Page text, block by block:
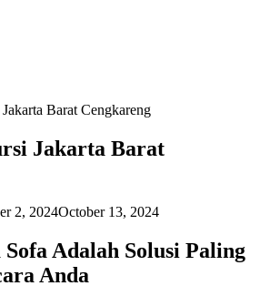
Barat Cengkareng
Jakarta Barat
2, 2024October 13, 2024
Sofa Adalah Solusi Paling
Anda